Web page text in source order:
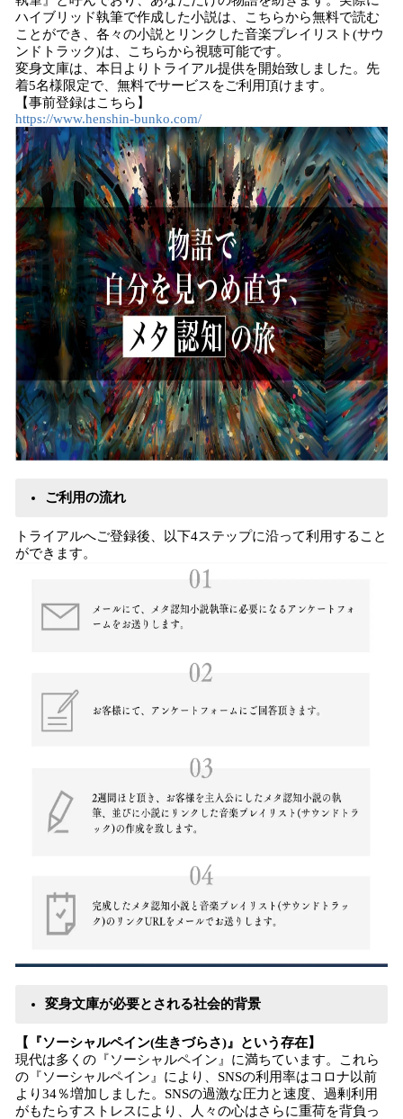
ハイブリッド執筆で作成した小説は、こちらから無料で読む
ことができ、各々の小説とリンクした音楽プレイリスト(サウ
ンドトラック)は、こちらから視聴可能です。
変身文庫は、本日よりトライアル提供を開始致しました。先
着5名様限定で、無料でサービスをご利用頂けます。
【事前登録はこちら】
https://www.henshin-bunko.com/
ご利用の流れ
トライアルへご登録後、以下4ステップに沿って利用すること
ができます。
変身文庫が必要とされる社会的背景
【『ソーシャルペイン(生きづらさ)』という存在】
現代は多くの『ソーシャルペイン』に満ちています。これら
の『ソーシャルペイン』により、SNSの利用率はコロナ以前
より34％増加しました。SNSの過激な圧力と速度、過剰利用
がもたらすストレスにより、人々の心はさらに重荷を背負っ